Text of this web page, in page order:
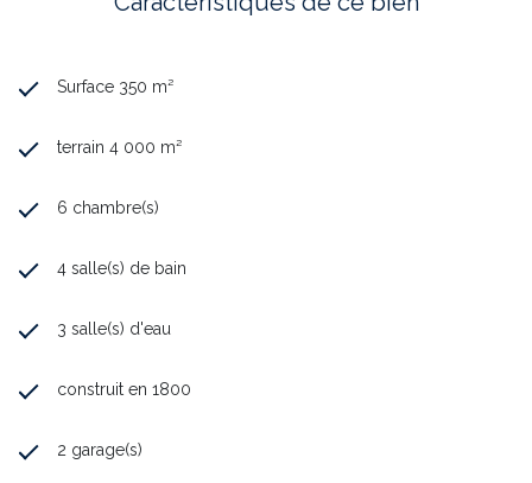
Surface 350 m²
terrain 4 000 m²
6 chambre(s)
4 salle(s) de bain
3 salle(s) d'eau
construit en 1800
2 garage(s)